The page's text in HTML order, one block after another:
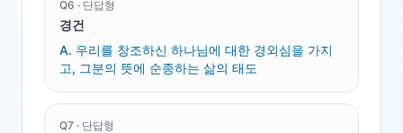
Q6 · 단답형
경건
A. 우리를 창조하신 하나님에 대한 경외심을 가지
고, 그분의 뜻에 순종하는 삶의 태도
Q7 · 단답형